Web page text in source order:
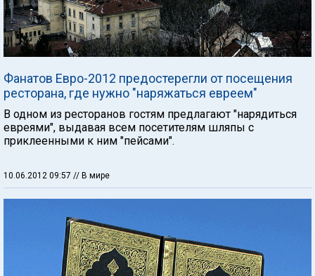
Фанатов Евро-2012 предостерегли от посещения
ресторана, где нужно "наряжаться евреем"
В одном из ресторанов гостям предлагают "нарядиться
евреями", выдавая всем посетителям шляпы с
приклеенными к ним "пейсами".
10.06.2012 09:57 // В мире